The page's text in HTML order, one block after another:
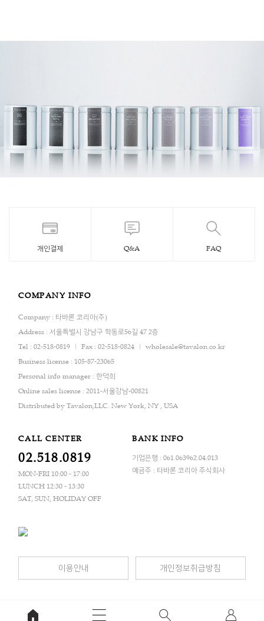
개인결제 Q&A FAQ
COMPANY INFO
Company : 타바론 코리아(주)
Address : 서울특별시 강남구 학동로56길 47 2층
Tel : 02-518-0819
Fax : 02-518-0824
wholesale@tavalon.co.kr
Business license : 105-87-23065
Personal info manager : 한덕희
Online sales license : 2011-서울강남-00821
Distributed by Tavalon,LLC. New York, NY , USA
CALL CENTER
02.518.0819
MON-FRI 10:00 - 17:00
LUNCH 12:30 - 13:30
SAT, SUN, HOLIDAY OFF
BANK INFO
기업은행 : 061.063962.04.013
예금주 : 타바론 코리아 주식회사
이용안내 개인정보취급방침